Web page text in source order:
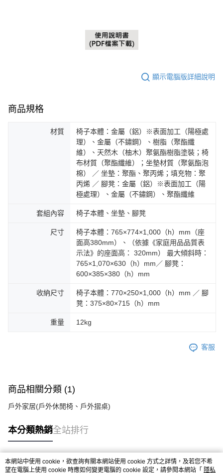
顯示電腦版詳細說明
商品規格
材質
椅子本體：金屬（鋁）※表面加工（陽極處
理）、金屬（不鏽鋼）、樹脂（聚酯纖
維）、天然木（柚木）聚氨酯樹脂塗裝；椅
布材質（聚酯纖維）；坐墊材質（聚氨酯泡
棉） ／ 坐墊：聚酯、聚丙烯；填充物：聚
丙烯 ／ 腳凳：金屬（鋁）※表面加工（陽
極處理）、金屬（不鏽鋼）、聚酯纖維
套組內容 椅子本體、坐墊、腳凳
尺寸
椅子本體：765×774×1,000（h）mm（座
面高380mm）、（依據《家庭用品品質表
示法》的座面高： 320mm） 最大傾斜時：
765×1,070×630（h）mm／ 腳凳：
600×385×380（h）mm
收納尺寸
椅子本體：770×250×1,000（h）mm ／ 腳
凳：375×80×715（h）mm
重量 12kg
客服
商品相關分類 (1)
戶外家居(戶外休閒椅、戶外摺桌)
本分類熱銷全站排行
熱門標籤
本網站中使用 cookie，欲查詢有關本網站使用 cookie 方式之詳情，及若您不希
望在電腦上使用 cookie 時應如何變更電腦的 cookie 設定，請參閱本網站「 隱私